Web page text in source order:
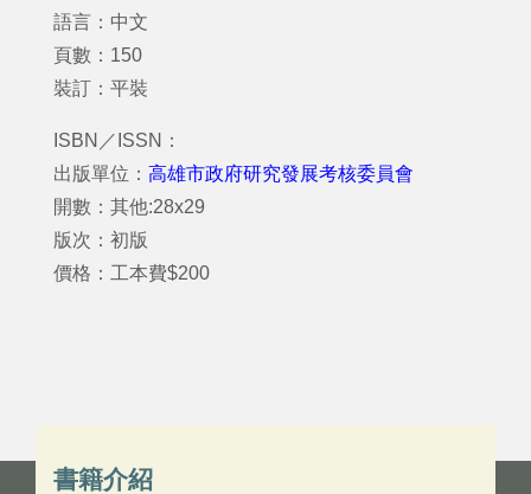
語言：中文
頁數：150
裝訂：平裝
ISBN／ISSN：
出版單位： 高雄市政府研究發展考核委員會
開數：其他:28x29
版次：初版
價格：工本費$200
書籍介紹